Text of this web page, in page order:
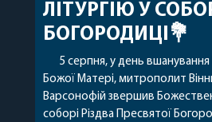
ЛІТУРГІЮ У
БОГОРОДИЦІ💐
5 серпня, у день вшанування
Божої Матері, митрополит
Варсонофій звершив
соборі Різдва Пресвятої